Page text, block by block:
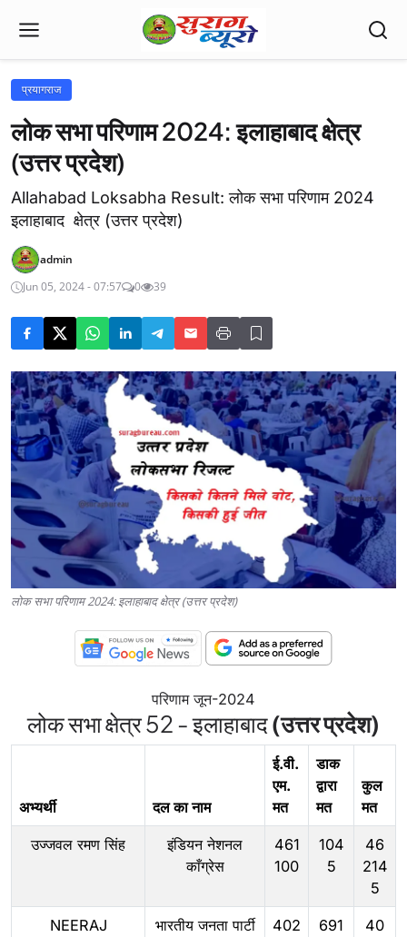
प्रयागराज
लोक सभा परिणाम 2024: इलाहाबाद क्षेत्र
(उत्तर प्रदेश)
Allahabad Loksabha Result: लोक सभा परिणाम 2024
इलाहाबाद क्षेत्र (उत्तर प्रदेश)
admin
Jun 05, 2024 - 07:57
0 39
लोक सभा परिणाम 2024: इलाहाबाद क्षेत्र (उत्तर प्रदेश)
परिणाम जून-2024
लोक सभा क्षेत्र52 - इलाहाबाद(उत्तर प्रदेश)
अभ्यर्थी दल का नाम
ई.वी.
एम.
मत
डाक
द्वारा
मत
कुल
मत
उज्जवल रमण सिंह
इंडियन नेशनल
काँग्रेस
461
100
104
5
46
214
5
NEERAJ
भारतीय जनता पार्टी
402
691
40